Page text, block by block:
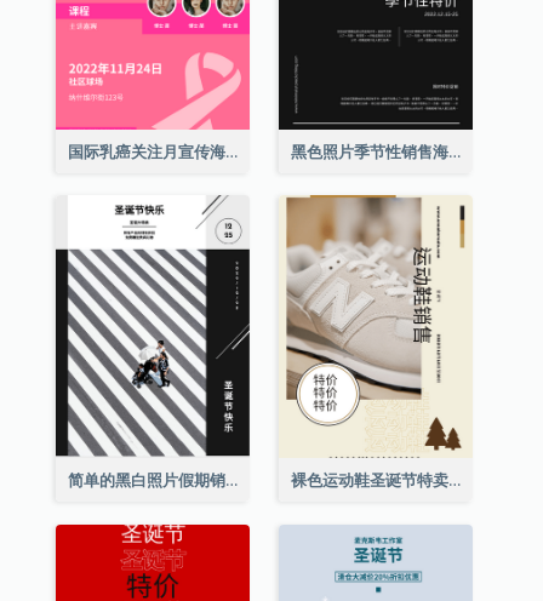
国际乳癌关注月宣传海报 黑色照片季节性销售海报
简单的黑白照片假期销售海报 裸色运动鞋圣诞节特卖海报